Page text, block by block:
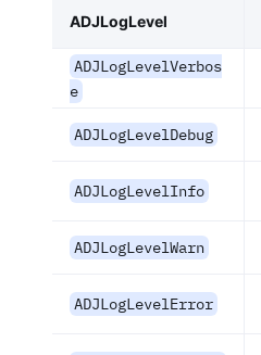
ADJLogLevel
ADJLogLevelVerbos
e
ADJLogLevelDebug
ADJLogLevelInfo
ADJLogLevelWarn
ADJLogLevelError